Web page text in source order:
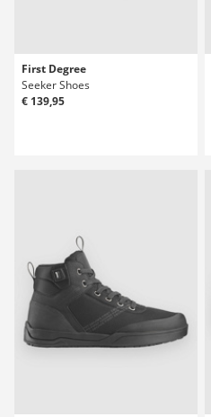
First Degree
Seeker Shoes
€ 139,95